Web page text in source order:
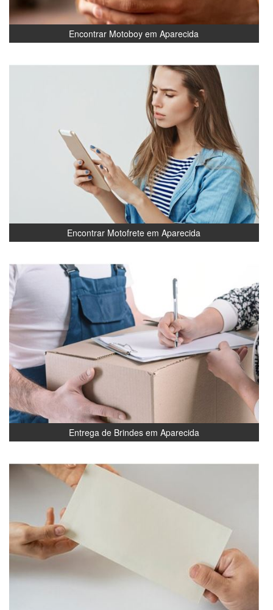
Encontrar Motoboy em Aparecida
Encontrar Motofrete em Aparecida
Entrega de Brindes em Aparecida